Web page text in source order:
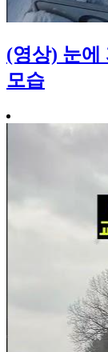
(영상) 눈에
모습